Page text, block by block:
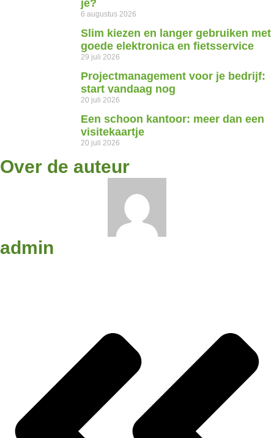
je?
6 augustus 2026
Slim kiezen en langer gebruiken met
goede elektronica en fietsservice
29 juli 2026
Projectmanagement voor je bedrijf:
start vandaag nog
20 juli 2026
Een schoon kantoor: meer dan een
visitekaartje
20 juli 2026
Over de auteur
admin